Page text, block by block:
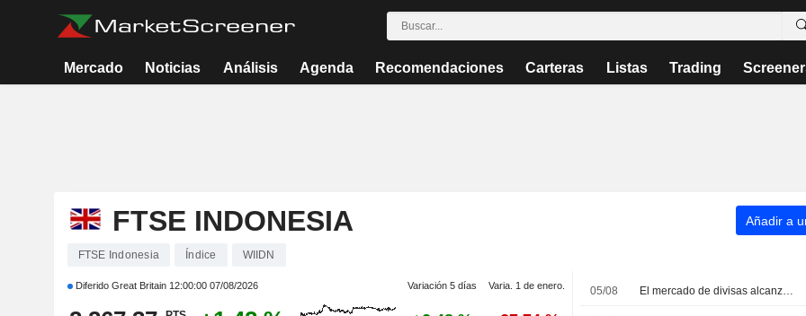
Mercado Noticias Análisis Agenda Recomendaciones Carteras Listas Trading
FTSE INDONESIA Añadir a
FTSE Indonesia Índice WIIDN
Diferido Great Britain 12:00:00 07/08/2026 Variación 5 días Varia. 1 de enero. 05/08 El mercado de divisas alcanza máximos históricos y las bolsas asiáticas suben ante la distensión en Oriente Próximo